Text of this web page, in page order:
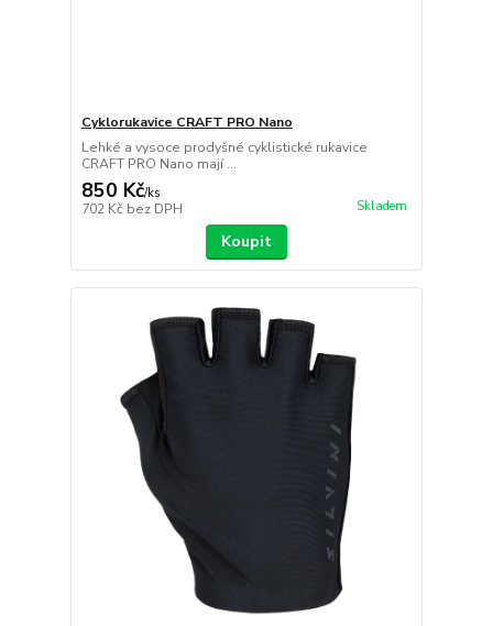
Cyklorukavice CRAFT PRO Nano
Lehké a vysoce prodyšné cyklistické rukavice
CRAFT PRO Nano mají ...
850 Kč/ks
702 Kč bez DPH Skladem
Koupit